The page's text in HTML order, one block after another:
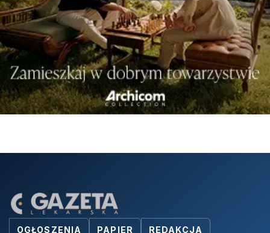
OGŁOSZENIA PAPIER REDAKCJA